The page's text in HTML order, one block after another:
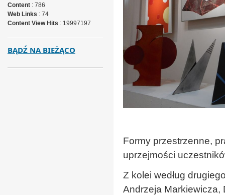
Formy przestrzenne,
uprzejmości
Z kolei według
Andrzeja Markiewicza,
Content: 786
Web Links : 74
Content View Hits : 19997197
BĄDŹ NA BIEŻĄCO